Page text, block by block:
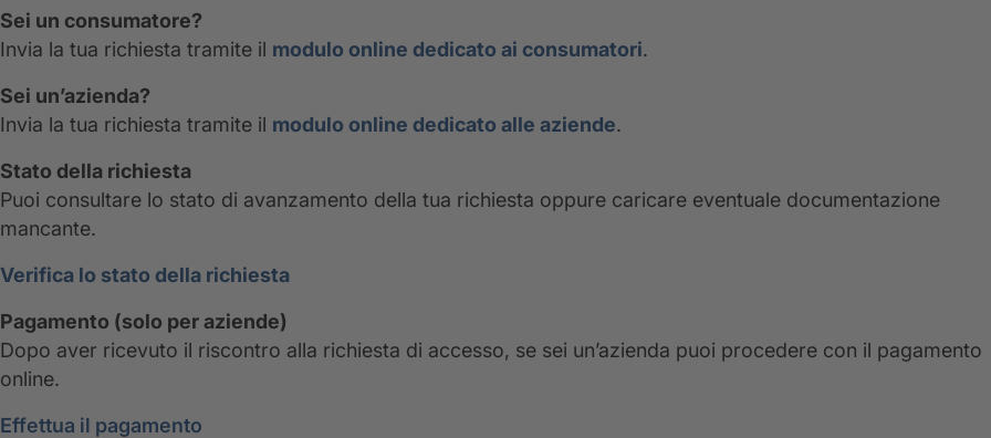
Sei un consumatore?
Invia la tua richiesta tramite il modulo online dedicato ai consumatori.
Sei un’azienda?
Invia la tua richiesta tramite il modulo online dedicato alle aziende.
Stato della richiesta
Puoi consultare lo stato di avanzamento della tua richiesta oppure caricare eventuale documentazione
mancante.
Verifica lo stato della richiesta
Pagamento (solo per aziende)
Dopo aver ricevuto il riscontro alla richiesta di accesso, se sei un’azienda puoi procedere con il pagamento
online.
Effettua il pagamento